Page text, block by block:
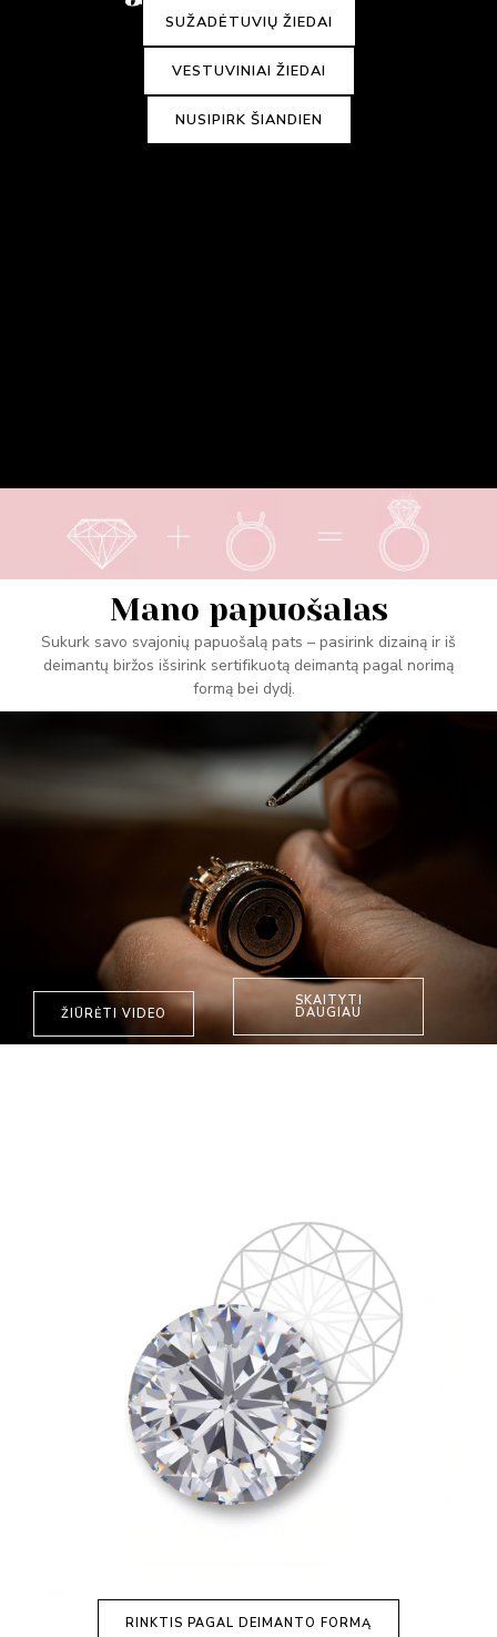
SUŽADĖTUVIŲ ŽIEDAI
VESTUVINIAI ŽIEDAI
NUSIPIRK ŠIANDIEN
Mano papuošalas
Sukurk savo svajonių papuošalą pats – pasirink dizainą ir iš
deimantų biržos išsirink sertifikuotą deimantą pagal norimą
formą bei dydį.
SKAITYTI
DAUGIAU
ŽIŪRĖTI VIDEO
RINKTIS PAGAL DEIMANTO FORMĄ